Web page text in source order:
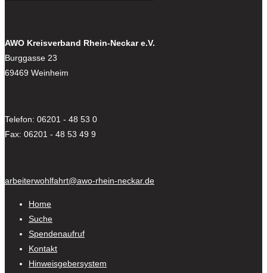
AWO Kreisverband Rhein-Neckar e.V.
Burggasse 23
69469 Weinheim
Telefon: 06201 - 48 53 0
Fax: 06201 - 48 53 49 9
arbeiterwohlfahrt@awo-rhein-neckar.de
Home
Suche
Spendenaufruf
Kontakt
Hinweisgebersystem